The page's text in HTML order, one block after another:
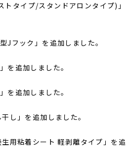
タイプ/スタンドアロンタイプ)」
Jフック」を追加しました。
を追加しました。
を追加しました。
し」を追加しました。
用粘着シート 軽剥離タイプ」を追